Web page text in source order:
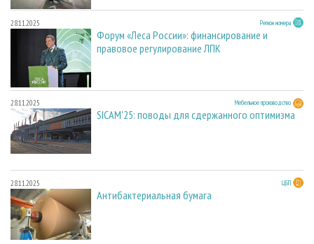
28.11.2025 Регион номера
Форум «Леса России»: финансирование и
правовое регулирование ЛПК
28.11.2025 Мебельное производство
SICAM'25: поводы для сдержанного оптимизма
28.11.2025 ЦБП
Антибактериальная бумага